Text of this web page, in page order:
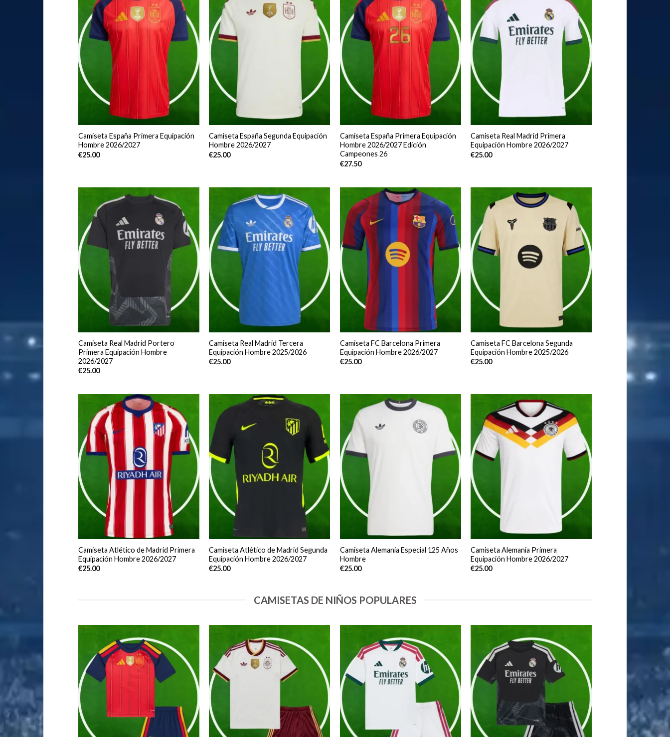
Camiseta España Primera Equipación
Hombre 2026/2027
€25.00
Camiseta España Segunda Equipación
Hombre 2026/2027
€25.00
Camiseta España Primera Equipación
Hombre 2026/2027 Edición
Campeones 26
€27.50
Camiseta Real Madrid Primera
Equipación Hombre 2026/2027
€25.00
Camiseta Real Madrid Portero
Primera Equipación Hombre
2026/2027
€25.00
Camiseta Real Madrid Tercera
Equipación Hombre 2025/2026
€25.00
Camiseta FC Barcelona Primera
Equipación Hombre 2026/2027
€25.00
Camiseta FC Barcelona Segunda
Equipación Hombre 2025/2026
€25.00
Camiseta Atlético de Madrid Primera
Equipación Hombre 2026/2027
€25.00
Camiseta Atlético de Madrid Segunda
Equipación Hombre 2026/2027
€25.00
Camiseta Alemania Especial 125 Años
Hombre
€25.00
Camiseta Alemania Primera
Equipación Hombre 2026/2027
€25.00
CAMISETAS DE NIÑOS POPULARES